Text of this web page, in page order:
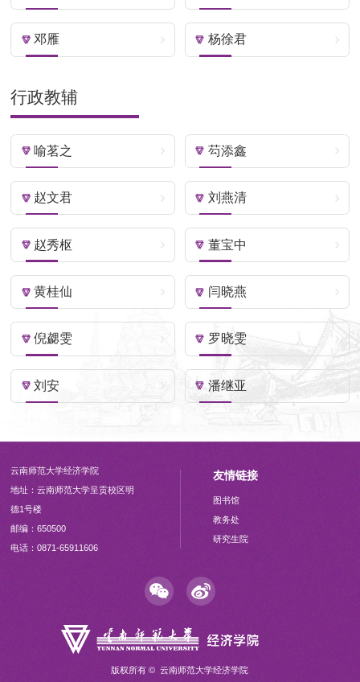
邓雁 杨徐君
行政教辅
喻茗之 芶添鑫
赵文君 刘燕清
赵秀枢 董宝中
黄桂仙 闫晓燕
倪勰雯 罗晓雯
刘安 潘继亚
版权所有 © 云南师范大学经济学院
云南师范大学经济学院
地址：云南师范大学呈贡校区明
德1号楼
邮编：650500
电话：0871-65911606
友情链接
图书馆
教务处
研究生院